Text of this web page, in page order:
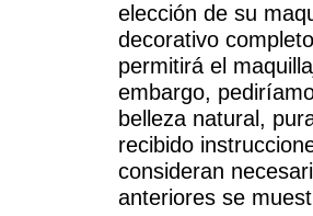
elección de su
decorativo
permitirá el
embargo,
belleza natural,
recibido
consideran
anteriores se